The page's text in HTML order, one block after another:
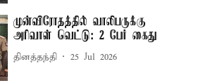
முன்விரோதத்தில் வாலிபருக்கு
அரிவாள் வெட்டு: 2 பேர் கைது
தினத்தந்தி 25 Jul 2026